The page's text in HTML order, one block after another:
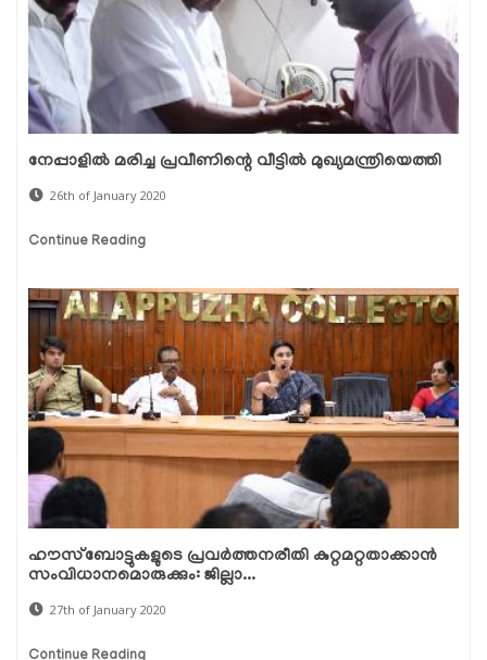
നേപ്പാളില്‍ മരിച്ച പ്രവീണിന്റെ വീട്ടില്‍ മുഖ്യമന്ത്രിയെത്തി
26th of January 2020
Continue Reading
ഹൗസ്‌ബോട്ടുകളുടെ പ്രവര്‍ത്തനരീതി കുറ്റമറ്റതാക്കാന്‍
സംവിധാനമൊരുക്കും: ജില്ലാ...
27th of January 2020
Continue Reading